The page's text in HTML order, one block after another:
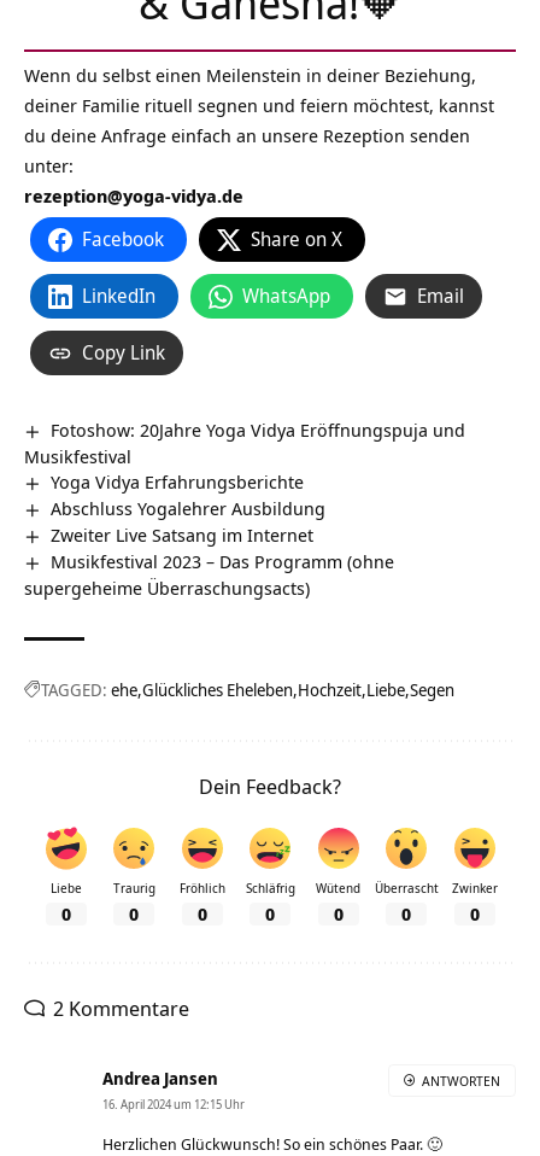
Wenn du selbst einen Meilenstein in deiner Beziehung,
deiner Familie rituell segnen und feiern möchtest, kannst
du deine Anfrage einfach an unsere Rezeption senden
unter:
rezeption@yoga-vidya.de
Facebook Share on X
LinkedIn WhatsApp Email
Copy Link
Fotoshow: 20Jahre Yoga Vidya Eröffnungspuja und
Musikfestival
Yoga Vidya Erfahrungsberichte
Abschluss Yogalehrer Ausbildung
Zweiter Live Satsang im Internet
Musikfestival 2023 – Das Programm (ohne
supergeheime Überraschungsacts)
TAGGED: ehe Glückliches Eheleben Hochzeit Liebe Segen
Dein Feedback?
Liebe
0
Traurig
0
Fröhlich
0
Schläfrig
0
Wütend
0
Überrascht
0
Zwinker
0
2 Kommentare
Andrea Jansen
16. April 2024 um 12:15 Uhr
Herzlichen Glückwunsch! So ein schönes Paar. 🙂
ANTWORTEN